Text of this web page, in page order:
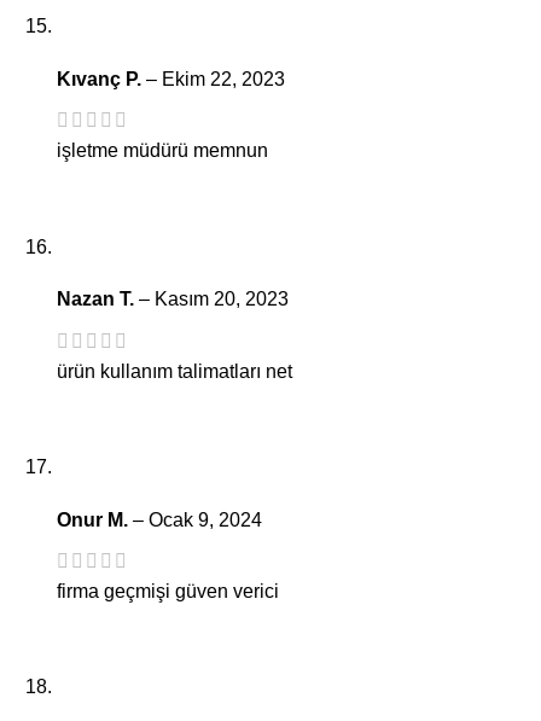
Kıvanç P. – Ekim 22, 2023
işletme müdürü memnun
Nazan T. – Kasım 20, 2023
ürün kullanım talimatları net
Onur M. – Ocak 9, 2024
firma geçmişi güven verici